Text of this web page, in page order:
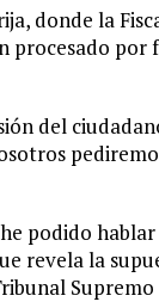
donde la
por
del
podido
revela la
Supremo